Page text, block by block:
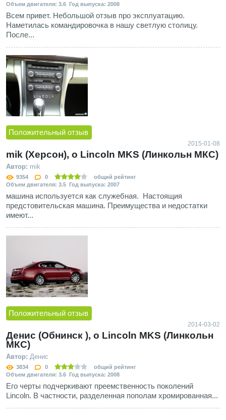
Объем двигателя: 3.6 Год выпуска: 2008
Всем привет. Небольшой отзыв про эксплуатацию.
Наметилась командировочка в нашу светлую столицу.
После...
Положительный отзыв
2015-01-08
mik (Херсон), о Lincoln MKS (Линкольн МКС)
Автор: mik
9354 0
общий рейтинг
Объем двигателя: 3.5 Год выпуска: 2007
машина используется как служебная. Настоящия
предстовительская машина. Преимущества и недостатки
имеют...
Положительный отзыв
2014-03-02
Денис (Обнинск ), о Lincoln MKS (Линкольн
МКС)
Автор: Денис
3834 0
общий рейтинг
Объем двигателя: 3.6 Год выпуска: 2008
Его черты подчеркивают преемственность поколений
Lincoln. В частности, разделенная пополам хромированная...